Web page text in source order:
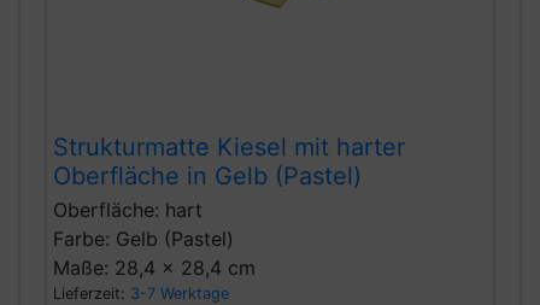
Strukturmatte Kiesel mit harter
Oberfläche in Gelb (Pastel)
Oberfläche: hart
Farbe: Gelb (Pastel)
Maße: 28,4 x 28,4 cm
Lieferzeit: 3-7 Werktage